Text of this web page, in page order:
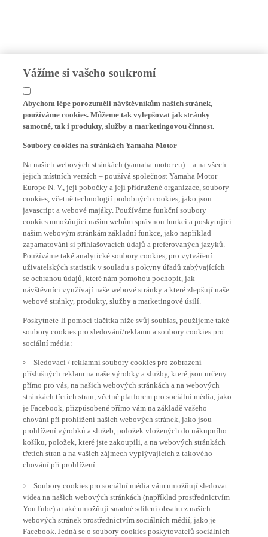
Vážíme si vašeho soukromí
Abychom lépe porozuměli návštěvníkům našich stránek,
používáme cookies. Můžeme tak vylepšovat jak stránky
samotné, tak i produkty, služby a marketingovou činnost.
Soubory cookies na stránkách Yamaha Motor
Na našich webových stránkách (yamaha-motor.eu) – a na všech
jejich místních verzích – používá společnost Yamaha Motor
Europe N. V., její pobočky a její přidružené organizace, soubory
cookies, včetně technologií podobných cookies, jako jsou
javascript a webové majáky. Používáme funkční soubory
cookies umožňující našim webům správnou funkci a poskytující
našim webovým stránkám základní funkce, jako například
zapamatování si přihlašovacích údajů a preferovaných jazyků.
Používáme také analytické soubory cookies, pro vytváření
uživatelských statistik v souladu s pokyny úřadů zabývajících
se ochranou údajů, které nám pomohou pochopit, jak
návštěvníci využívají naše webové stránky a které zlepšují naše
webové stránky, produkty, služby a marketingové úsilí.
Poskytnete-li pomocí tlačítka níže svůj souhlas, použijeme také
soubory cookies pro sledování/reklamu a soubory cookies pro
sociální média:
Sledovací / reklamní soubory cookies pro zobrazení
příslušných reklam na naše výrobky a služby, které jsou určeny
přímo pro vás, na našich webových stránkách a na webových
stránkách třetích stran, včetně platforem pro sociální média, jako
je Facebook, přizpůsobené přímo vám na základě vašeho
chování při prohlížení našich webových stránek, jako jsou
prohlížení výrobků a služeb, položek vložených do nákupního
košíku, položek, které jste zakoupili, a na webových stránkách
třetích stran a na vašich zájmech vyplývajících z takového
chování při prohlížení.
Soubory cookies pro sociální média vám umožňují sledovat
videa na našich webových stránkách (například prostřednictvím
YouTube) a také umožňují snadné sdílení obsahu z našich
webových stránek prostřednictvím sociálních médií, jako je
Facebook. Jedná se o soubory cookies poskytovatelů sociálních